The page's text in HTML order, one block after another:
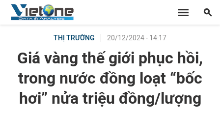
THỊ TRƯỜNG 20/12/2024 - 14:17
Giá vàng thế giới phục hồi,
trong nước đồng loạt “bốc
hơi” nửa triệu đồng/lượng